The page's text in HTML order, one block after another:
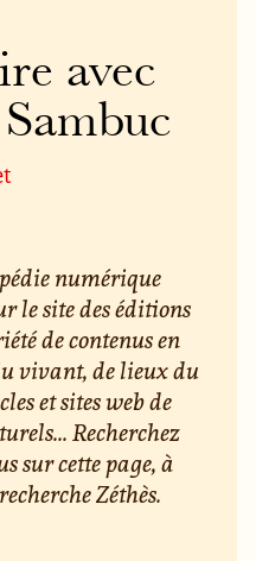
avec
numérique
le site des éditions
de contenus en
vivant, de lieux du
et sites web de
Recherchez
sur cette page, à
Zéthès.